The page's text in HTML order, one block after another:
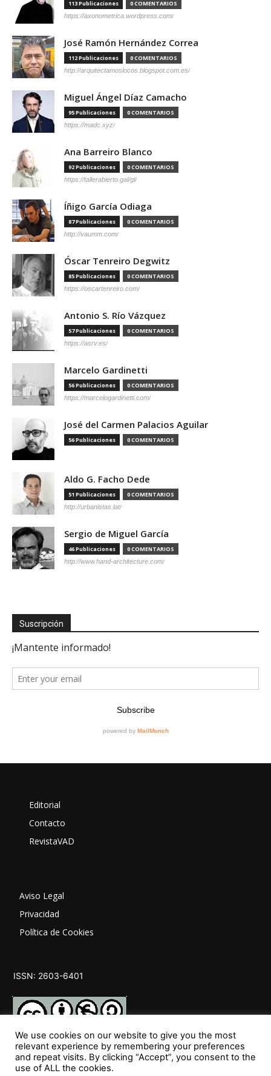
113 Publicaciones 0 COMENTARIOS
https://axonometrica.wordpress.com/
José Ramón Hernández Correa
112 Publicaciones 0 COMENTARIOS
http://arquitectamoslocos.blogspot.com.es/
Miguel Ángel Díaz Camacho
95 Publicaciones 0 COMENTARIOS
https://madc.xyz/
Ana Barreiro Blanco
92 Publicaciones 0 COMENTARIOS
https://tallerabierto.gal/gl/
Íñigo García Odiaga
87 Publicaciones 0 COMENTARIOS
http://vaumm.com/
Óscar Tenreiro Degwitz
85 Publicaciones 0 COMENTARIOS
https://oscartenreiro.com/
Antonio S. Río Vázquez
57 Publicaciones 0 COMENTARIOS
https://asrv.es/
Marcelo Gardinetti
56 Publicaciones 0 COMENTARIOS
https://marcelogardinetti.com/
José del Carmen Palacios Aguilar
56 Publicaciones 0 COMENTARIOS
Aldo G. Facho Dede
51 Publicaciones 0 COMENTARIOS
http://urbanistas.lat/
Sergio de Miguel García
46 Publicaciones 0 COMENTARIOS
http://www.hand-architecture.com/
Suscripción
Editorial
Contacto
RevistaVAD
Aviso Legal
Privacidad
Política de Cookies
ISSN: 2603-6401
SÍGUENOS
We use cookies on our website to give you the most
relevant experience by remembering your preferences
and repeat visits. By clicking “Accept”, you consent to the
use of ALL the cookies.